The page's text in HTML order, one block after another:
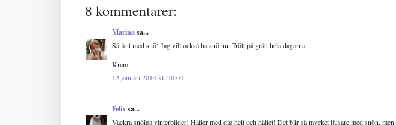
8 kommentarer:
Marinasa...
Så fint med snö! Jag vill också ha snö nu. Trött på grått hela dagarna.
Kram
12 januari 2014 kl. 20:04
Felixsa...
Vackra snöiga vinterbilder! Håller med dig helt och hållet! Det blir så mycket ljusare med snön,